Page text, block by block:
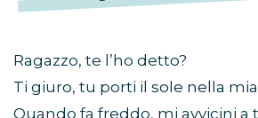
Ragazzo, te l’ho detto?
Ti giuro, tu porti il sole nella
Quando fa freddo, mi avvicini a